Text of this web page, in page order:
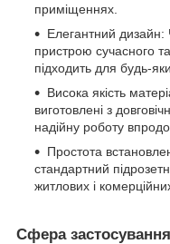
приміщеннях.
Елегантний дизайн:
пристрою сучасного
підходить для будь-
Висока якість
виготовлені з
надійну роботу
Простота
стандартний
житлових і
Сфера